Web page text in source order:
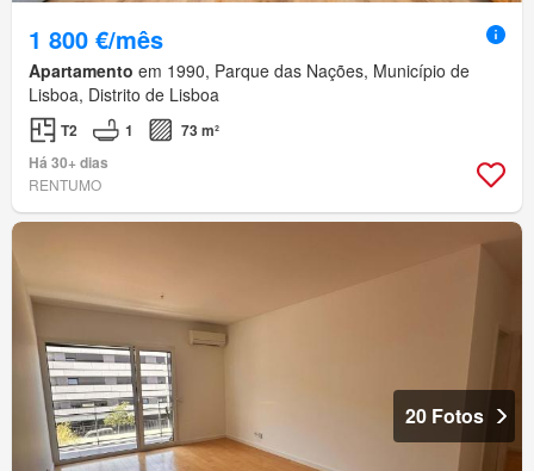
1 800 €/mês
Apartamento em 1990, Parque das Nações, Município de
Lisboa, Distrito de Lisboa
T2 1
73 m²
Há 30+ dias
RENTUMO
20 Fotos